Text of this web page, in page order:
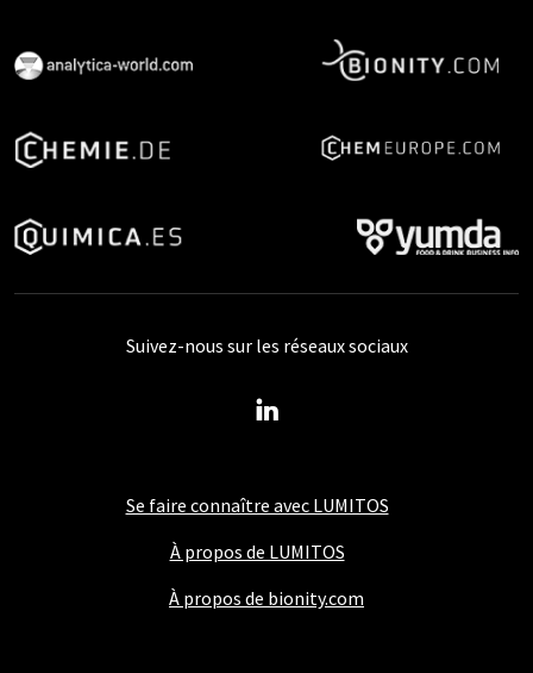
Se faire connaître avec LUMITOS
À propos de LUMITOS
À propos de bionity.com
Suivez-nous sur les réseaux sociaux